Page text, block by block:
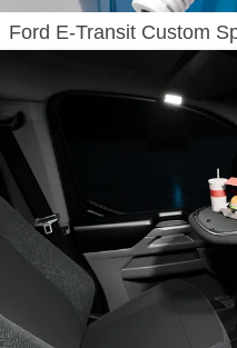
Ford E-Transit Custom